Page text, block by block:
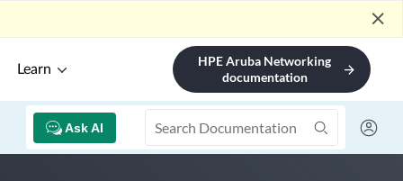
close
Learn
HPE Aruba Networking
documentation
arrow_forward
Ask AI